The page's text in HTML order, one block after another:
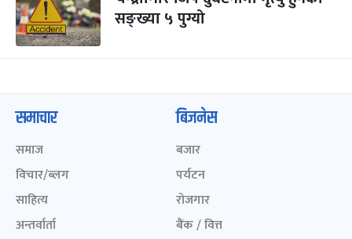
सङ्ख्या ५ पुग्यो
समाचार
समाज
विचार/ब्लग
साहित्य
अन्तर्वार्ता
बिजनेस
बजार
पर्यटन
रोजगार
बैंक / वित्त